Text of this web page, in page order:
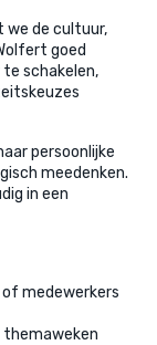
we de cultuur,
goed
schakelen,
persoonlijke
meedenken.
in een
medewerkers
themaweken